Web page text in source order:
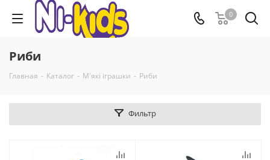
0
Риби
Главная - Каталог - М'які іграшки - Риби
Фильтр